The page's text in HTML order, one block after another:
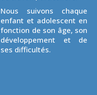
Nous suivons chaque
enfant et adolescent en
fonction de son âge, son
développement et de
ses difficultés.